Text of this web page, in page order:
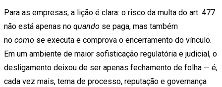
Para as empresas, a lição é clara: o risco da multa do art. 477
não está apenas no quando se paga, mas também
no como se executa e comprova o encerramento do vínculo.
Em um ambiente de maior sofisticação regulatória e judicial, o
desligamento deixou de ser apenas fechamento de folha — é,
cada vez mais, tema de processo, reputação e governança